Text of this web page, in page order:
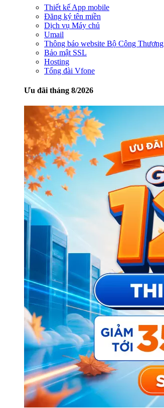
Thiết kế App mobile
Đăng ký tên miền
Dịch vụ Máy chủ
Umail
Thông báo website Bộ Công Thương
Bảo mật SSL
Hosting
Tổng đài Vfone
Ưu đãi tháng 8/2026